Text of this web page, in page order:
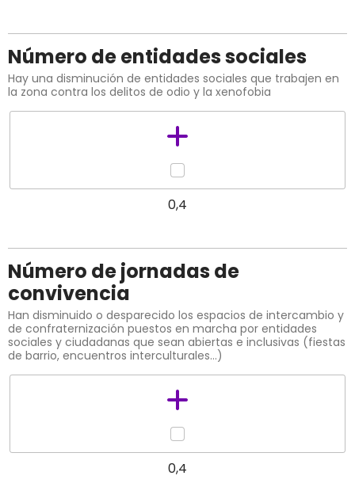
Número de entidades sociales
Hay una disminución de entidades sociales que trabajen en
la zona contra los delitos de odio y la xenofobia
0,4
Número de jornadas de
convivencia
Han disminuido o desparecido los espacios de intercambio y
de confraternización puestos en marcha por entidades
sociales y ciudadanas que sean abiertas e inclusivas (fiestas
de barrio, encuentros interculturales…)
0,4